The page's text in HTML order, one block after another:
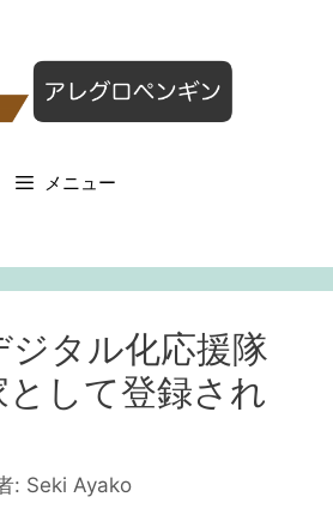
メニュー
ジタル化応援隊
して登録され
: Seki Ayako